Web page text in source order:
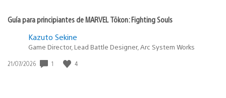
Guía para principiantes de MARVEL Tōkon: Fighting Souls
Kazuto Sekine
Game Director, Lead Battle Designer, Arc System Works
Fecha
21/07/2026 1 4